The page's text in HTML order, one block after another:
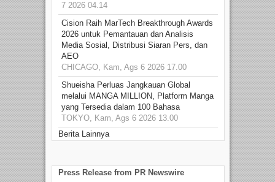
7 2026 04.14
Cision Raih MarTech Breakthrough Awards
2026 untuk Pemantauan dan Analisis
Media Sosial, Distribusi Siaran Pers, dan
AEO
CHICAGO, Kam, Ags 6 2026 17.00
Shueisha Perluas Jangkauan Global
melalui MANGA MILLION, Platform Manga
yang Tersedia dalam 100 Bahasa
TOKYO, Kam, Ags 6 2026 13.00
Berita Lainnya
Press Release from PR Newswire